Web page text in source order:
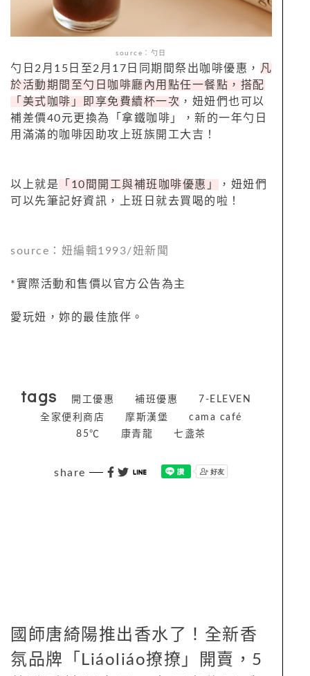
source：勺日
勺日 2月 15 日至2月 17 日同期間祭出咖啡優惠， 凡
於活動期間至勺日咖啡廳內用點任一餐點，搭配
「美式咖啡」即享免費續杯一次 ，妞妞們也可以
補差價40元更換為「拿鐵咖啡」，新的一年勺日
用滿滿的咖啡因助攻上班族開工大吉！
以上就是 「 10 間開工與補班咖啡優惠」
，妞妞們
可以先筆記好資訊，上班日就去買喝的啦！
source ：妞編輯1993/妞新聞
*實際活動和售價以官方公告為主
愛玩妞，妳的最佳旅伴。
tags 開工優惠 補班優惠
7-ELEVEN
全家便利商店
摩斯漢堡
cama café
85℃
康青龍 七盞茶
share
國師唐綺陽推出香水了！全新香
氛品牌「Liáoliáo撩撩」開賣，5